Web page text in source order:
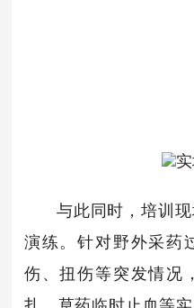
与此同时，培训
演练。针对野外采药
伤、扭伤等突发情况